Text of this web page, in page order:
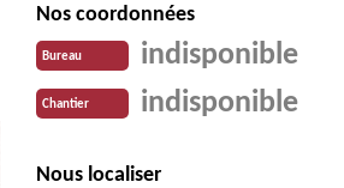
Nos coordonnées
Bureau indisponible
Chantier indisponible
Nous localiser